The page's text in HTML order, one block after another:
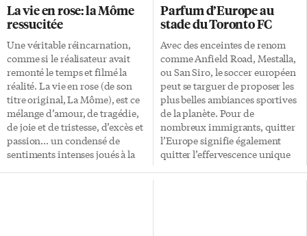
construire un espace vert.
L’ancienne école St-Aloysius,
située au 80 avenue Queensdale
à proximité de Coxwell et
Danforth, accueillera donc une
huitième école élémentaire
sous égide du CSDCSO et aura
pour premier objectif de
répondre à […]
années des huit écoles
secondaires ont participé à
toutes sortes d’épreuves. Les
activités compétitives aux Jeux
sont des plus diverses: arts
visuels, balle molle, basket-ball,
bras de fer, course de 100
mètres, échecs, frisbee ultime,
guerre des classes, […]
La vie en rose: la Môme
ressucitée
Une véritable réincarnation,
comme si le réalisateur avait
remonté le temps et filmé la
réalité. La vie en rose (de son
titre original, La Môme), est ce
mélange d’amour, de tragédie,
de joie et de tristesse, d’excès et
passion… un condensé de
sentiments intenses joués à la
Parfum d’Europe au
stade du Toronto FC
Avec des enceintes de renom
comme Anfield Road, Mestalla,
ou San Siro, le soccer européen
peut se targuer de proposer les
plus belles ambiances sportives
de la planète. Pour de
nombreux immigrants, quitter
l’Europe signifie également
quitter l’effervescence unique